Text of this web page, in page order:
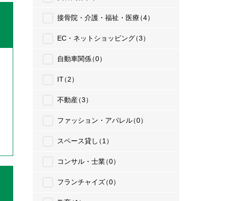
接骨院・介護・福祉・医療（4）
EC・ネットショッピング（3）
自動車関係（0）
IT（2）
不動産（3）
ファッション・アパレル（0）
スペース貸し（1）
コンサル・士業（0）
フランチャイズ（0）